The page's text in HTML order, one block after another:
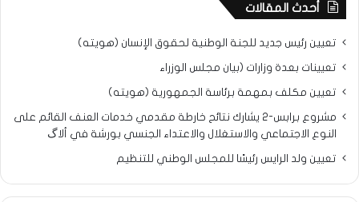
أحدث المقالات
تعيين رئيس جديد للجنة الوطنية لحقوق الإنسان (هويته)
تعيينات بعدة وزارات (بيان مجلس الوزراء
تعيين مكلف بمهمة برئاسة الجمهورية (هويته)
مشروع برابس-2 يشارك نتائح خارطة مقدمي خدمات العنف القائم على
النوع الاجتماعي والاستغلال والاعتداء الجنسي بورشة في ألاگ
تعيين ولد الرايس رئيسًا للمجلس الوطني للتنظيم